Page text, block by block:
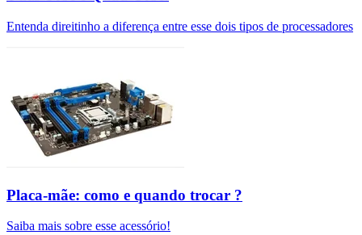
Entenda direitinho a diferença entre esse dois tipos de processadores
Placa-mãe: como e quando trocar ?
Saiba mais sobre esse acessório!